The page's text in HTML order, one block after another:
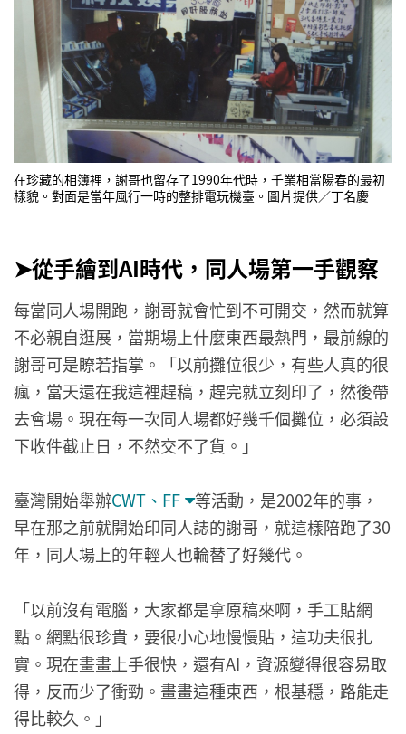
在珍藏的相簿裡，謝哥也留存了1990年代時，千業相當陽春的最初
樣貌。對面是當年風行一時的整排電玩機臺。圖片提供／丁名慶
➤從手繪到AI時代，同人場第一手觀察
每當同人場開跑，謝哥就會忙到不可開交，然而就算
不必親自逛展，當期場上什麼東西最熱門，最前線的
謝哥可是瞭若指掌。「以前攤位很少，有些人真的很
瘋，當天還在我這裡趕稿，趕完就立刻印了，然後帶
去會場。現在每一次同人場都好幾千個攤位，必須設
下收件截止日，不然交不了貨。」
臺灣開始舉辦CWT、FF
等活動，是2002年的事，
早在那之前就開始印同人誌的謝哥，就這樣陪跑了30
年，同人場上的年輕人也輪替了好幾代。
「以前沒有電腦，大家都是拿原稿來啊，手工貼網
點。網點很珍貴，要很小心地慢慢貼，這功夫很扎
實。現在畫畫上手很快，還有AI，資源變得很容易取
得，反而少了衝勁。畫畫這種東西，根基穩，路能走
得比較久。」